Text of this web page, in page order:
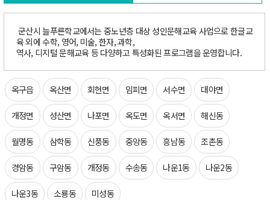
군산시 늘푸른학교에서는 중노년층 대상 성인문해교육 사업으로 한글교
육 외에 수학, 영어, 미술, 한자, 과학,
역사, 디지털 문해교육 등 다양하고 특성화된 프로그램을 운영합니다.
옥구읍 옥산면 회현면 임피면 서수면 대야면
개정면 성산면 나포면 옥도면 옥서면 해신동
월명동 삼학동 신풍동 중앙동 흥남동 조촌동
경암동 구암동 개정동 수송동 나운1동 나운2동
나운3동 소룡동 미성동